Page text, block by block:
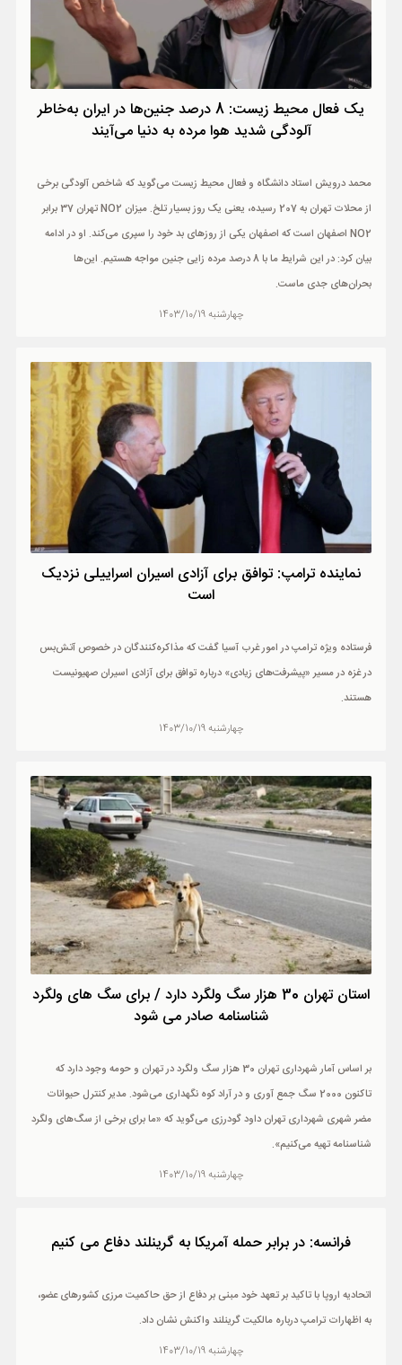
یک فعال محیط زیست: 8 درصد جنین‌ها در ایران به‌خاطر
آلودگی شدید هوا مرده به دنیا می‌آیند
محمد درویش استاد دانشگاه و فعال محیط زیست می‌گوید که شاخص آلودگی برخی
از محلات تهران به 207 رسیده، یعنی یک روز بسیار تلخ. میزان NO2 تهران 37 برابر
NO2 اصفهان است که اصفهان یکی از روز‌های بد خود را سپری می‌کند. او در ادامه
بیان کرد: در این شرایط ما با 8 درصد مرده زایی جنین مواجه هستیم. این‌ها
بحران‌های جدی ماست.
چهارشنبه 1403/10/19
نماینده ترامپ: توافق برای آزادی اسیران اسراییلی نزدیک
است
فرستاده ویژه ترامپ در امور غرب آسیا گفت که مذاکره‌کنندگان در خصوص آتش‌بس
در غزه در مسیر «پیشرفت‌های زیادی» درباره توافق برای آزادی اسیران صهیونیست
هستند.
چهارشنبه 1403/10/19
استان تهران 30 هزار سگ ولگرد دارد / برای سگ های ولگرد
شناسنامه صادر می شود
بر اساس آمار شهرداری تهران 30 هزار سگ ولگرد در تهران و حومه وجود دارد که
تاکنون 2000 سگ جمع آوری و در آراد کوه نگهداری می‌شود. مدیر کنترل حیوانات
مضر شهری شهرداری تهران داود گودرزی می‌گوید که «ما برای برخی از سگ‌های ولگرد
شناسنامه تهیه می‌کنیم».
چهارشنبه 1403/10/19
فرانسه: در برابر حمله آمریکا به گرینلند دفاع می کنیم
اتحادیه اروپا با تاکید بر تعهد خود مبنی بر دفاع از حق حاکمیت مرزی کشورهای عضو،
به اظهارات ترامپ درباره مالکیت گرینلند واکنش نشان داد.
چهارشنبه 1403/10/19